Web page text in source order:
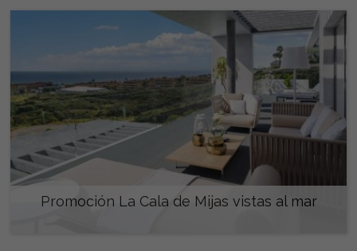
Promoción La Cala de Mijas vistas al mar